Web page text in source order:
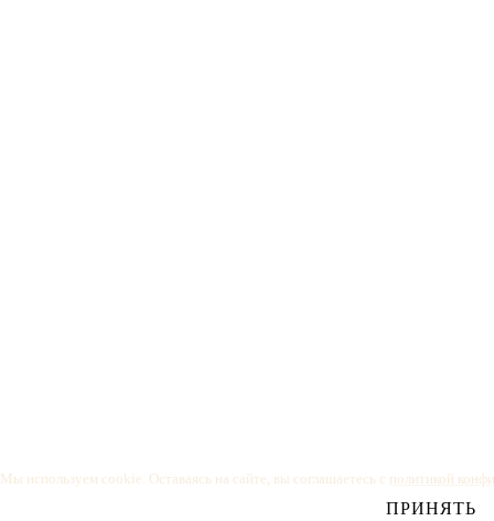
Мы используем cookie. Оставаясь на сайте, вы соглашаетесь с политикой
ПРИНЯТЬ